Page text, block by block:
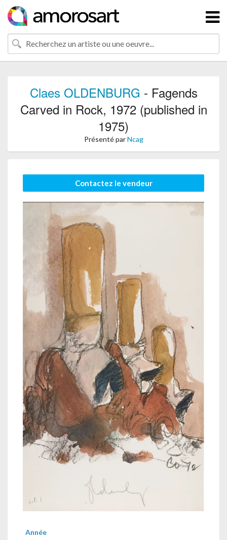
Claes OLDENBURG - Fagends
Carved in Rock, 1972 (published in
1975)
Présenté parNcag
Contactez le vendeur
Année